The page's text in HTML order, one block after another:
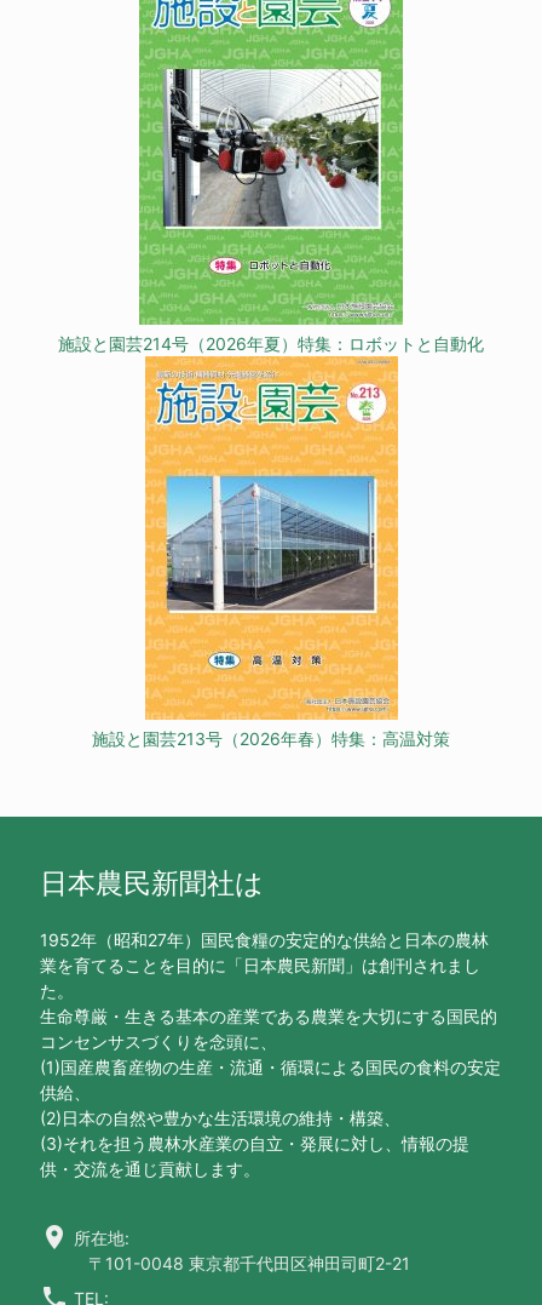
施設と園芸214号（2026年夏）特集：ロボットと自動化
施設と園芸213号（2026年春）特集：高温対策
日本農民新聞社は
1952年（昭和27年）国民食糧の安定的な供給と日本の農林
業を育てることを目的に「日本農民新聞」は創刊されまし
た。
生命尊厳・生きる基本の産業である農業を大切にする国民的
コンセンサスづくりを念頭に、
(1)国産農畜産物の生産・流通・循環による国民の食料の安定
供給、
(2)日本の自然や豊かな生活環境の維持・構築、
(3)それを担う農林水産業の自立・発展に対し、情報の提
供・交流を通じ貢献します。
location_on 所在地:
〒101-0048 東京都千代田区神田司町2-21
call TEL: